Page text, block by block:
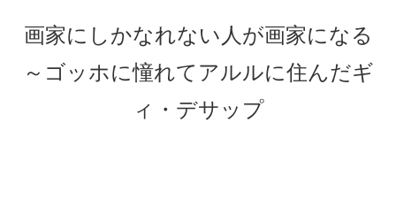
画家にしかなれない人が画家になる
～ゴッホに憧れてアルルに住んだギ
ィ・デサップ